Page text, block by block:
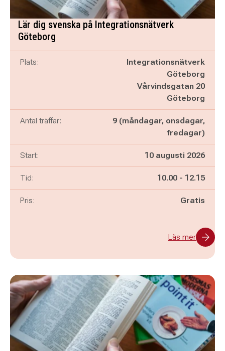
Lär dig svenska på Integrationsnätverk
Göteborg
Plats:
Integrationsnätverk
Göteborg
Vårvindsgatan 20
Göteborg
Antal träffar:
9 (måndagar, onsdagar,
fredagar)
Start: 10 augusti 2026
Tid: Pågår mellan
10.00 - och
12.15
Pris: Gratis
Läs mer